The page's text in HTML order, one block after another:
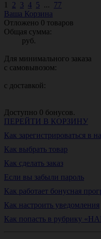
1 2 3 4 5 ... 77
Ваша Корзина
Отложено 0 товаров
Общая сумма:
руб.
Для минимального заказа
с самовывозом:
с доставкой:
Доступно 0 бонусов.
ПЕРЕЙТИ В КОРЗИНУ
Как зарегистрироваться в
Как выбрать товар
Как сделать заказ
Если вы забыли пароль
Как работает бонусная
Как настроить уведомления
Как попасть в рубрику